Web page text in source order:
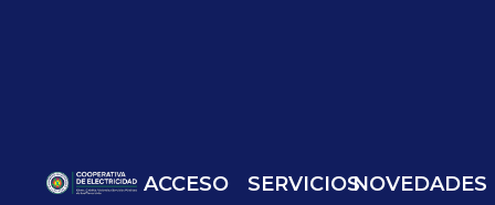
ACCESO
SERVICIOSNOVEDADES